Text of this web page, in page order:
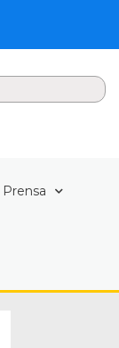
Prensa